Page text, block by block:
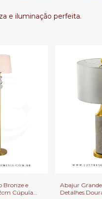
e iluminação perfeita.
Bronze e
Cúpula
Abajur
Detalhes